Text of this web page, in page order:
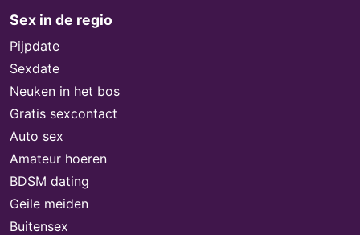
Sex in de regio
Pijpdate
Sexdate
Neuken in het bos
Gratis sexcontact
Auto sex
Amateur hoeren
BDSM dating
Geile meiden
Buitensex